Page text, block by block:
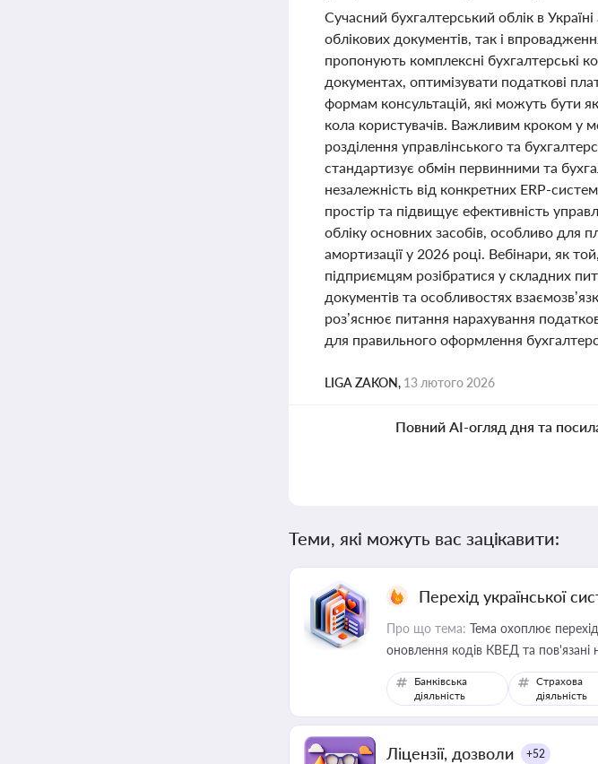
Сучасний бухгалтерський облік в
облікових документів, так і
пропонують комплексні бухгалтерські
документах, оптимізувати податкові
формам консультацій, які можуть бути
кола користувачів. Важливим кроком у
розділення управлінського та
стандартизує обмін первинними та
незалежність від конкретних ERP-
простір та підвищує ефективність
обліку основних засобів, особливо для
амортизації у 2026 році. Вебінари, як
підприємцям розібратися у складних
документів та особливостях
роз’яснює питання нарахування
для правильного оформлення
LIGA ZAKON, 13 лютого 2026
Повний AI-огляд дня та
Теми, які можуть вас зацікавити:
Перехід української
Про що тема: Тема охоплює перехід
оновлення кодів КВЕД та пов'язані
Банківська
діяльність
Страхова
діяльність
Ліцензії, дозволи +52